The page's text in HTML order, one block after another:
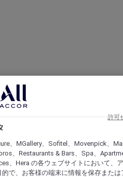
、MGallery、Sofitel、Movenpick、
、Restaurants & Bars、Spa、
、Hera の各ウェブサイトにおいて、
的で、お客様の端末に情報を保存または
許可